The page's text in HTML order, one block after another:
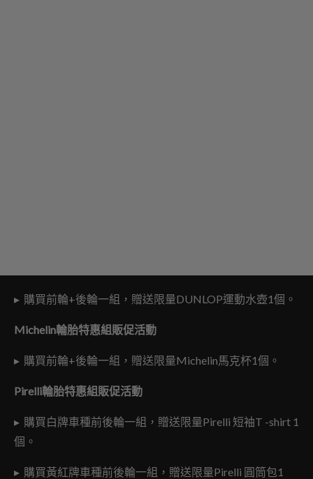
▸ 購買前輪+後輪一組，贈送限量DUNLOP運動水壺1個。
Michelin輪胎特惠組販促活動
▸ 購買前輪+後輪一組，贈送限量Michelin馬克杯1個。
Pirelli輪胎特惠組販促活動
▸ 購買白牌車種前後輪一組，贈送限量Pirelli 短袖T -shirt 1
個。
▸ 購買黃紅牌車種前後輪一組，贈送限量Pirelli 圓筒包1